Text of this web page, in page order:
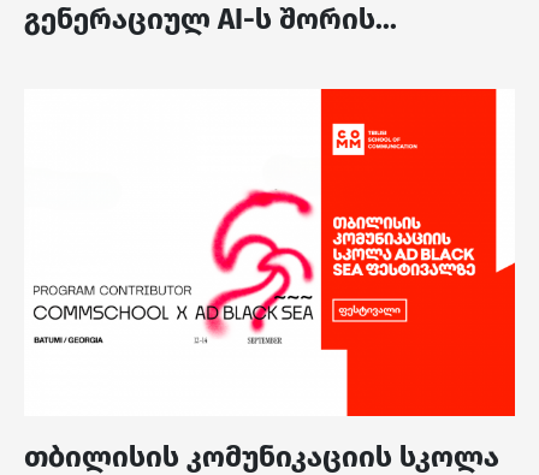
გენერაციულ AI-ს შორის...
თბილისის კომუნიკაციის სკოლა